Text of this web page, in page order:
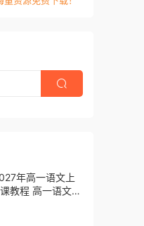
年高一语文上
教程 高一语文
频教程 百度网盘